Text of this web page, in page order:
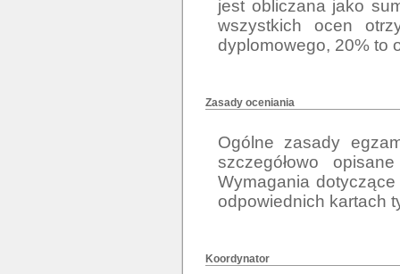
jest obliczana jako
wszystkich ocen
dyplomowego, 20% to
Zasady oceniania
Ogólne zasady
szczegółowo
Wymagania
odpowiednich kartach
Koordynator